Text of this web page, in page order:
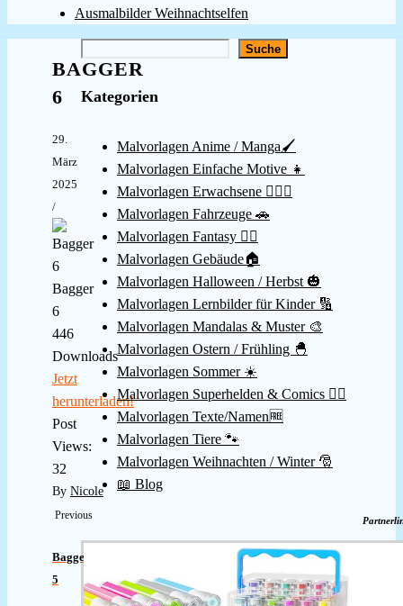
Ausmalbilder Weihnachtselfen
BAGGER
6
29.
März
2025
/
Bagger
6
446
Downloads
Jetzt
herunterladen!
Post
Views:
32
By Nicole
Previous
Bagger
5
Suche
Kategorien
Malvorlagen Anime / Manga🖌️
Malvorlagen Einfache Motive 👧
Malvorlagen Erwachsene 👱🏻‍♀️
Malvorlagen Fahrzeuge 🚗
Malvorlagen Fantasy 🧚‍♀️
Malvorlagen Gebäude🏠
Malvorlagen Halloween / Herbst 🎃
Malvorlagen Lernbilder für Kinder 🔢
Malvorlagen Mandalas & Muster 🎨
Malvorlagen Ostern / Frühling 🐣
Malvorlagen Sommer ☀️
Malvorlagen Superhelden & Comics 🦸‍♂️
Malvorlagen Texte/Namen🆓
Malvorlagen Tiere 🐾
Malvorlagen Weihnachten / Winter 🎅
📖 Blog